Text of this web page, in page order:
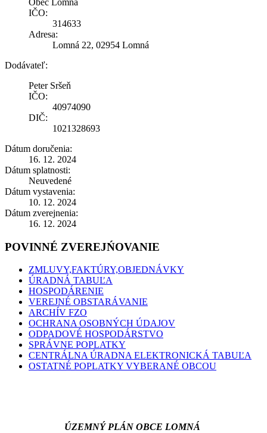
IČO:
314633
Adresa:
Lomná 22, 02954 Lomná
Dodávateľ:
Peter Sršeň
IČO:
40974090
DIČ:
1021328693
Dátum doručenia:
16. 12. 2024
Dátum splatnosti:
Neuvedené
Dátum vystavenia:
10. 12. 2024
Dátum zverejnenia:
16. 12. 2024
POVINNÉ ZVEREJŃOVANIE
ZMLUVY,FAKTÚRY,OBJEDNÁVKY
ÚRADNÁ TABUĽA
HOSPODÁRENIE
VEREJNÉ OBSTARÁVANIE
ARCHÍV FZO
OCHRANA OSOBNÝCH ÚDAJOV
ODPADOVÉ HOSPODÁRSTVO
SPRÁVNE POPLATKY
CENTRÁLNA ÚRADNA ELEKTRONICKÁ TABUĽA
OSTATNÉ POPLATKY VYBERANÉ OBCOU
ÚZEMNÝ PLÁN OBCE LOMNÁ